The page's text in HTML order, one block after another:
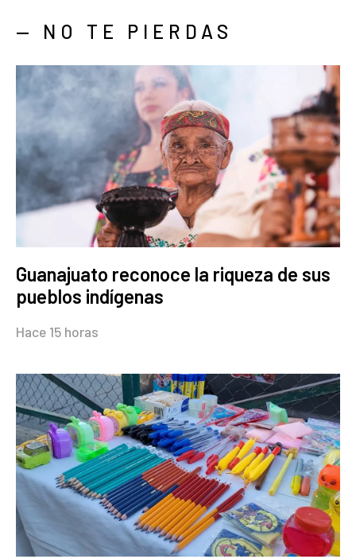
— NO TE PIERDAS
Guanajuato reconoce la riqueza de sus
pueblos indígenas
Hace 15 horas